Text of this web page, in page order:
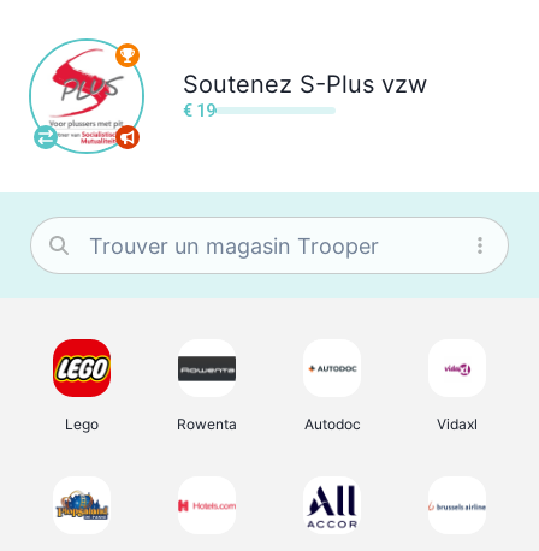
Soutenez S-Plus vzw
€ 19
Lego Rowenta Autodoc Vidaxl